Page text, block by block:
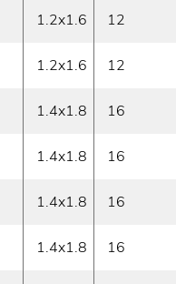
1.2x1.6 12
1.2x1.6 12
1.4x1.8 16
1.4x1.8 16
1.4x1.8 16
1.4x1.8 16